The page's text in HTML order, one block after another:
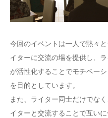
今回のイベントは一人で黙々
イターに交流の場を提供し、
が活性化することでモチベー
を目的としています。
また、ライター同士だけでな
イターと交流することで互い